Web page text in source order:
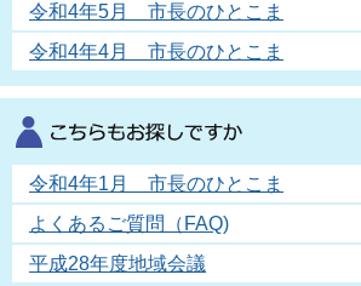
令和4年5月 市長のひとこま
令和4年4月 市長のひとこま
令和4年1月 市長のひとこま
よくあるご質問（FAQ)
平成28年度地域会議